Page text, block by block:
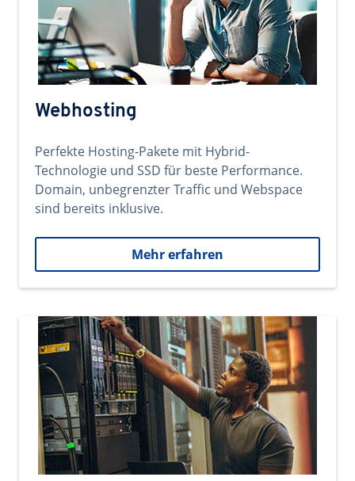
Webhosting
Perfekte Hosting-Pakete mit Hybrid-
Technologie und SSD für beste Performance.
Domain, unbegrenzter Traffic und Webspace
sind bereits inklusive.
Mehr erfahren